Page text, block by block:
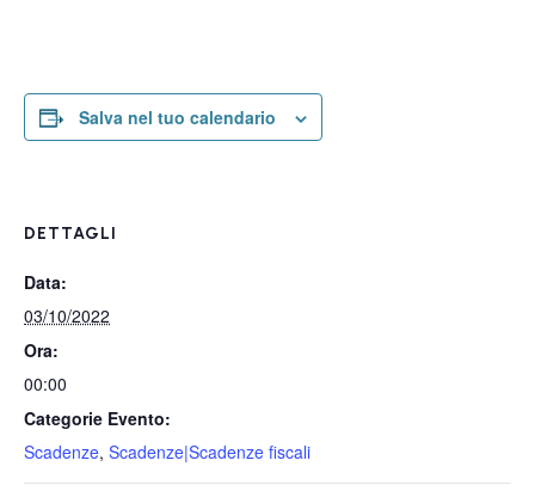
Salva nel tuo calendario
DETTAGLI
Data:
03/10/2022
Ora:
00:00
Categorie Evento:
Scadenze, Scadenze|Scadenze fiscali